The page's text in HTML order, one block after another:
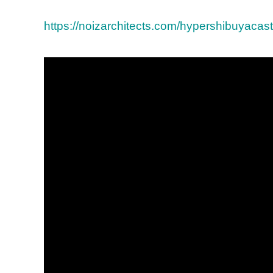
https://noizarchitects.com/